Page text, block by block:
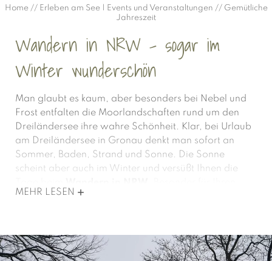
Home // Erleben am See | Events und Veranstaltungen // Gemütliche
Jahreszeit
Wandern in NRW – sogar im
Winter wunderschön
Man glaubt es kaum, aber besonders bei Nebel und
Frost entfalten die Moorlandschaften rund um den
Dreiländersee ihre wahre Schönheit. Klar, bei Urlaub
am Dreiländersee in Gronau denkt man sofort an
Sommer, Baden, Strand und Sonne. Die Sonne
scheint aber auch im Winter und versüßt Ihnen die
Urlaub mit Hund ist die kältere Jahreszeit
fast für sich allein.
MEHR LESEN